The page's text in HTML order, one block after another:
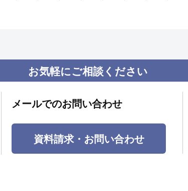
お気軽にご相談ください
メールでのお問い合わせ
資料請求・お問い合わせ